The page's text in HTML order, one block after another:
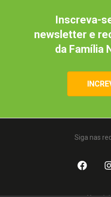
Inscreva-
newsletter e
da Família
Siga nas